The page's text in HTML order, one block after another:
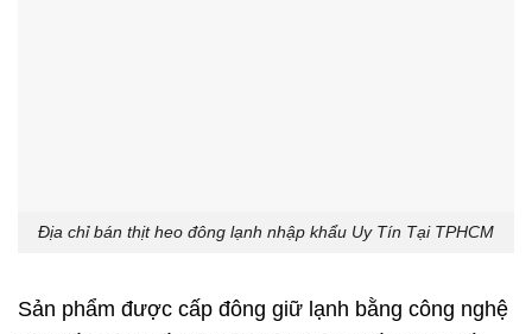
Địa chỉ bán thịt heo đông lạnh nhập khẩu Uy Tín Tại TPHCM
Sản phẩm được cấp đông giữ lạnh bằng công nghệ